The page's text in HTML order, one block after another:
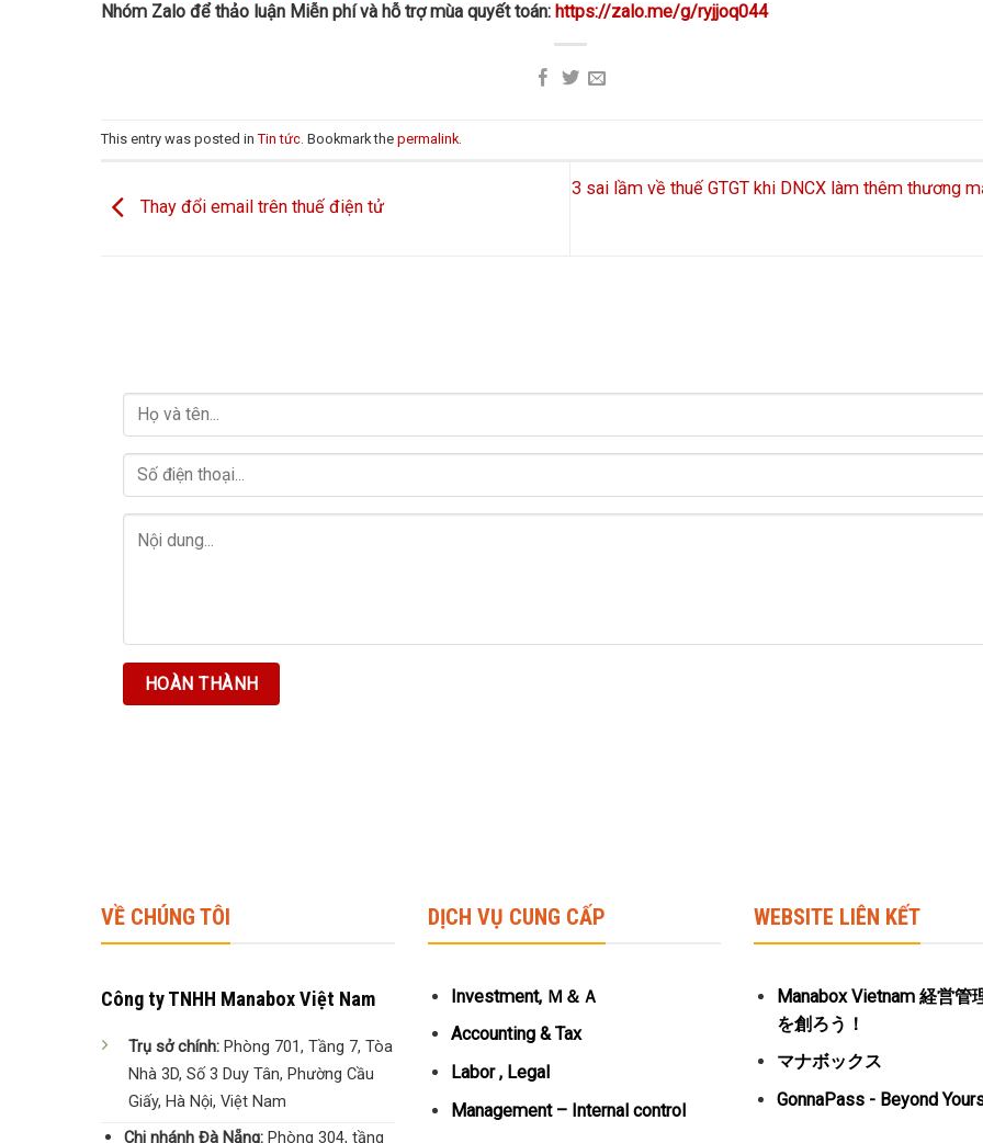
Nhóm Zalo để thảo luận Miễn phí và hỗ trợ mùa quyết toán: https://zalo.me/g/ryjjoq044
This entry was posted inTin tức . Bookmark the permalink
Thay đổi email trên thuế điện tử
3 sai lầm về thuế GTGT khi DNCX làm thêm thương
VỀ CHÚNG TÔI
Công ty TNHH Manabox Việt Nam
Trụ sở chính: Phòng 701, Tầng 7, Tòa
Nhà 3D, Số 3 Duy Tân, Phường Cầu
Giấy, Hà Nội, Việt Nam
Chi nhánh Đà Nẵng: Phòng 304, tầng
DỊCH VỤ CUNG CẤP
Investment, Ｍ＆Ａ
Accounting & Tax
Labor , Legal
Management – Internal control
WEBSITE LIÊN KẾT
Manabox Vietnam 経営管
を創ろう！
マナボックス
GonnaPass - Beyond